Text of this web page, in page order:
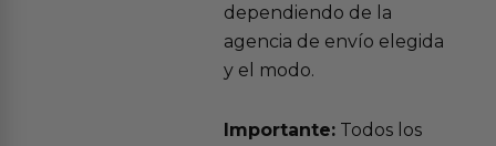
dependiendo de la
agencia de envío elegida
y el modo.
Importante:Todos los